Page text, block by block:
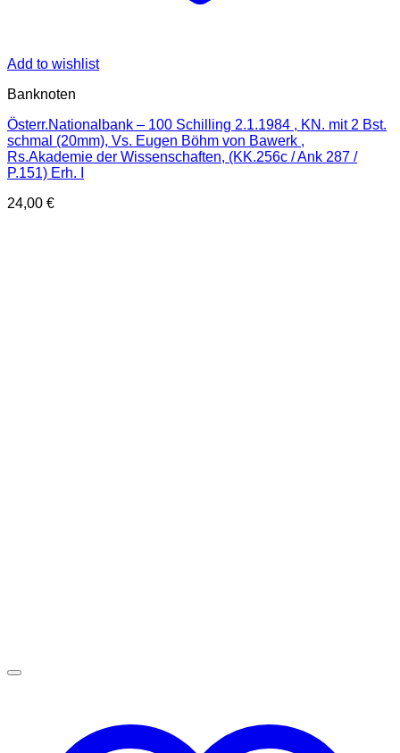
Add to wishlist
Banknoten
Österr.Nationalbank – 100 Schilling 2.1.1984 , KN. mit 2 Bst.
schmal (20mm), Vs. Eugen Böhm von Bawerk ,
Rs.Akademie der Wissenschaften, (KK.256c / Ank 287 /
P.151) Erh. I
24,00 €